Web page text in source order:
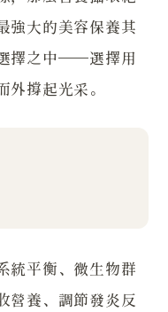
強大的美容保養其
擇之中——選擇用
外撐起光采。
統平衡、微生物群
營養、調節發炎反